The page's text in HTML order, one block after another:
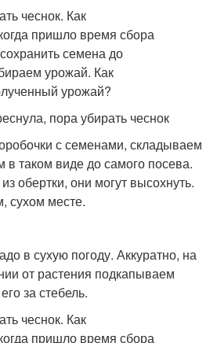
пора убирать чеснок
с семенами, складываем
в таком виде до самого посева.
обертки, они могут высохнуть.
сухом месте.
в сухую погоду. Аккуратно, на
от растения подкапываем
за стебель.